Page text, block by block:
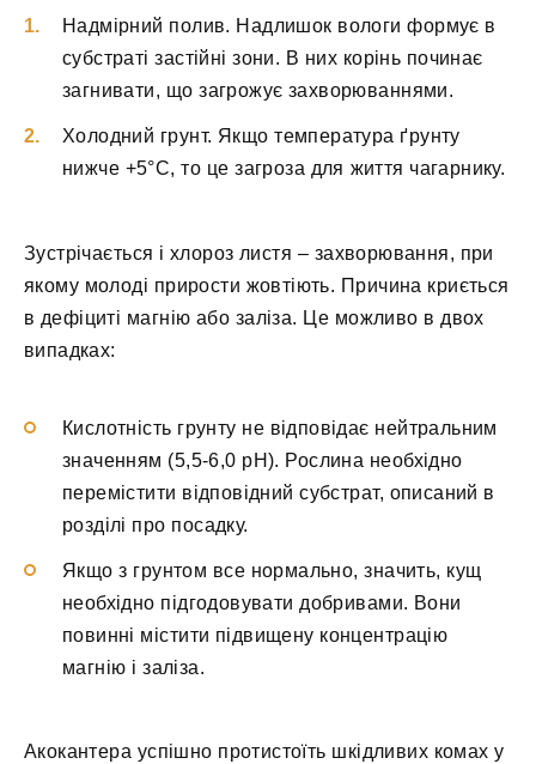
Надмірний полив. Надлишок вологи формує в
субстраті застійні зони. В них корінь починає
загнивати, що загрожує захворюваннями.
Холодний грунт. Якщо температура ґрунту
нижче +5°С, то це загроза для життя чагарнику.
Зустрічається і хлороз листя – захворювання, при
якому молоді прирости жовтіють. Причина криється
в дефіциті магнію або заліза. Це можливо в двох
випадках:
Кислотність грунту не відповідає нейтральним
значенням (5,5-6,0 pH). Рослина необхідно
перемістити відповідний субстрат, описаний в
розділі про посадку.
Якщо з грунтом все нормально, значить, кущ
необхідно підгодовувати добривами. Вони
повинні містити підвищену концентрацію
магнію і заліза.
Акокантера успішно протистоїть шкідливих комах у